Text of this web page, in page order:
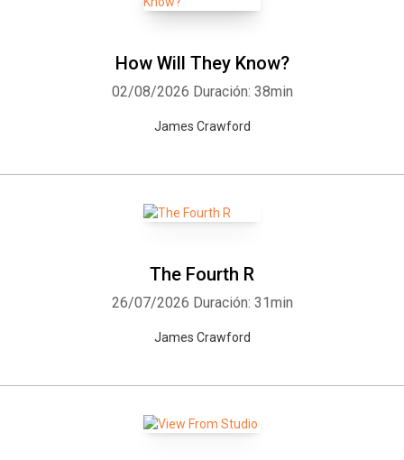
How Will They Know?
02/08/2026 Duración: 38min
James Crawford
The Fourth R
26/07/2026 Duración: 31min
James Crawford